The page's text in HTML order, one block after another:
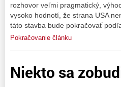
rozhovor veľmi pragmatický,
vysoko hodnotí, že strana USA
táto stavba bude pokračovať
Pokračovanie článku
Niekto sa